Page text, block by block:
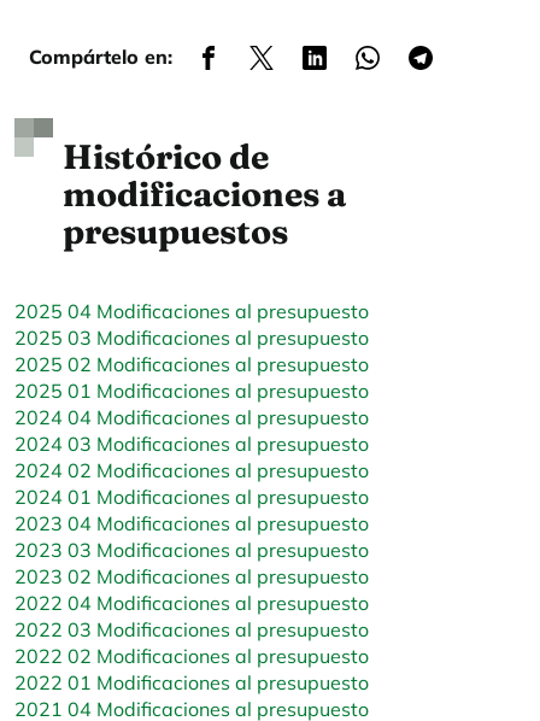
Compártelo en:
Histórico de
modificaciones a
presupuestos
2025 04 Modificaciones al presupuesto
2025 03 Modificaciones al presupuesto
2025 02 Modificaciones al presupuesto
2025 01 Modificaciones al presupuesto
2024 04 Modificaciones al presupuesto
2024 03 Modificaciones al presupuesto
2024 02 Modificaciones al presupuesto
2024 01 Modificaciones al presupuesto
2023 04 Modificaciones al presupuesto
2023 03 Modificaciones al presupuesto
2023 02 Modificaciones al presupuesto
2022 04 Modificaciones al presupuesto
2022 03 Modificaciones al presupuesto
2022 02 Modificaciones al presupuesto
2022 01 Modificaciones al presupuesto
2021 04 Modificaciones al presupuesto